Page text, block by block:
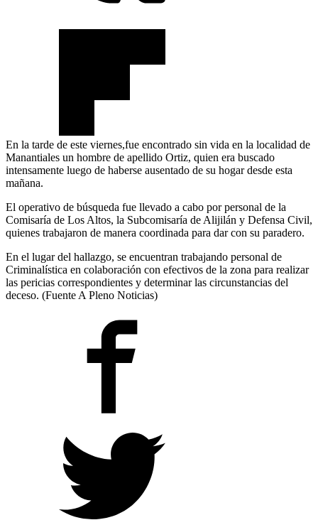
En la tarde de este viernes,fue encontrado sin vida en la localidad de
Manantiales un hombre de apellido Ortiz, quien era buscado
intensamente luego de haberse ausentado de su hogar desde esta
mañana.
El operativo de búsqueda fue llevado a cabo por personal de la
Comisaría de Los Altos, la Subcomisaría de Alijilán y Defensa Civil,
quienes trabajaron de manera coordinada para dar con su paradero.
En el lugar del hallazgo, se encuentran trabajando personal de
Criminalística en colaboración con efectivos de la zona para realizar
las pericias correspondientes y determinar las circunstancias del
deceso. (Fuente A Pleno Noticias)